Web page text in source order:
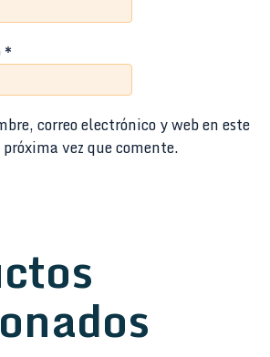
*
correo electrónico y web en este
vez que comente.